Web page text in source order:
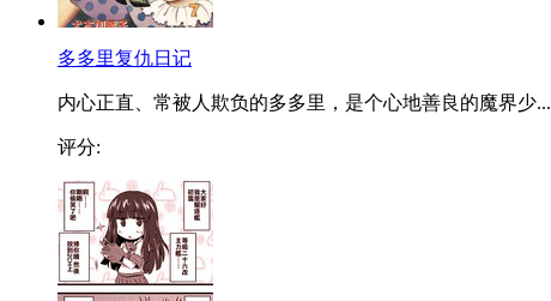
多多里复仇日记
内心正直、常被人欺负的多多里，是个心地善良的魔界少...
评分: